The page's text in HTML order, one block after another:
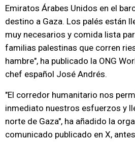
Emiratos Árabes Unidos en el
destino a Gaza. Los palés están
muy necesarios y comida lista
familias palestinas que corren
hambre", ha publicado la ONG
chef español José Andrés.
"El corredor humanitario nos
inmediato nuestros esfuerzos y
norte de Gaza", ha añadido la
comunicado publicado en X,